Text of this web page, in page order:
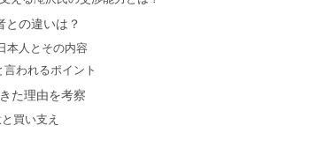
との違いは？
本人とその内容
われるポイント
た理由を考察
買い支え